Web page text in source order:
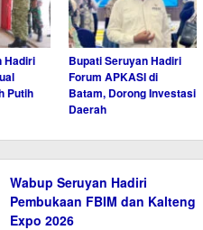
Hadiri
Putih
Bupati Seruyan Hadiri
Forum APKASI di
Batam, Dorong Investasi
Daerah
Wabup Seruyan Hadiri
Pembukaan FBIM dan Kalteng
Expo 2026